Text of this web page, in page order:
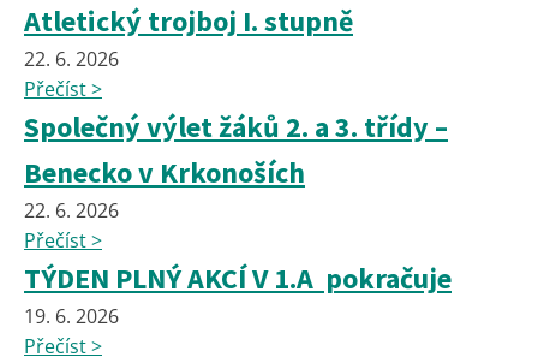
Atletický trojboj I. stupně
22. 6. 2026
Přečíst >
Společný výlet žáků 2. a 3. třídy –
Benecko v Krkonoších
22. 6. 2026
Přečíst >
TÝDEN PLNÝ AKCÍ V 1.A pokračuje
19. 6. 2026
Přečíst >